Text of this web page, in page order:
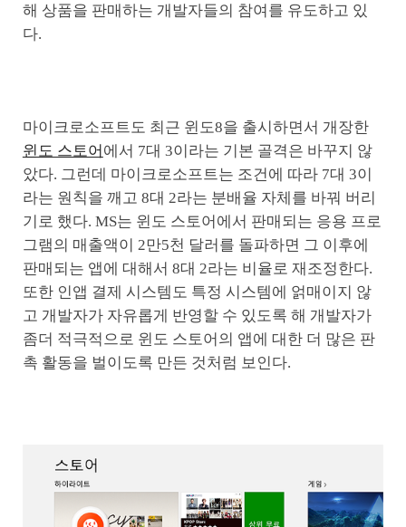
해 상품을 판매하는 개발자들의 참여를 유도하고 있
다.
마이크로소프트도 최근 윈도8을 출시하면서 개장한
윈도 스토어 에서 7대 3이라는 기본 골격은 바꾸지 않
았다. 그런데 마이크로소프트는 조건에 따라 7대 3이
라는 원칙을 깨고 8대 2라는 분배율 자체를 바꿔 버리
기로 했다. MS는 윈도 스토어에서 판매되는 응용 프로
그램의 매출액이 2만5천 달러를 돌파하면 그 이후에
판매되는 앱에 대해서 8대 2라는 비율로 재조정한다.
또한 인앱 결제 시스템도 특정 시스템에 얽매이지 않
고 개발자가 자유롭게 반영할 수 있도록 해 개발자가
좀더 적극적으로 윈도 스토어의 앱에 대한 더 많은 판
촉 활동을 벌이도록 만든 것처럼 보인다.